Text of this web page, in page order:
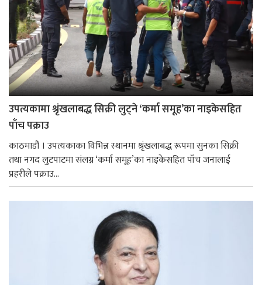
उपत्यकामा श्रृंखलाबद्ध सिक्री लुट्ने ‘कर्मा समूह’का नाइकेसहित
पाँच पक्राउ
काठमाडौं । उपत्यकाका विभिन्न स्थानमा श्रृंखलाबद्ध रूपमा सुनका सिक्री
तथा नगद लुटपाटमा संलग्न ‘कर्मा समूह’का नाइकेसहित पाँच जनालाई
प्रहरीले पक्राउ...